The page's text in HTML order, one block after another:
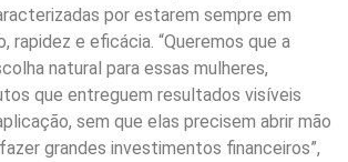
por estarem sempre em
rapidez e eficácia. “Queremos que a
natural para essas mulheres,
que entreguem resultados visíveis
sem que elas precisem abrir mão
grandes investimentos financeiros”,